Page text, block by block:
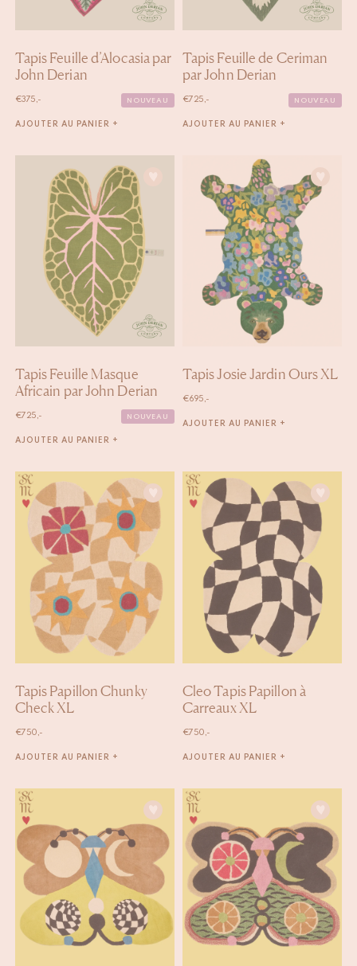
Tapis Feuille d’Alocasia par
John Derian
€375,- NOUVEAU
AJOUTER AU PANIER +
Tapis Feuille de Ceriman
par John Derian
€725,- NOUVEAU
AJOUTER AU PANIER +
Tapis Feuille Masque
Africain par John Derian
€725,- NOUVEAU
AJOUTER AU PANIER +
Tapis Josie Jardin Ours XL
€695,-
AJOUTER AU PANIER +
Tapis Papillon Chunky
Check XL
€750,-
AJOUTER AU PANIER +
Cleo Tapis Papillon à
Carreaux XL
€750,-
AJOUTER AU PANIER +